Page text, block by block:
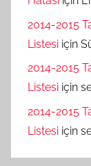
2014-2015
Listesi için
2014-2015
Listesi için
2014-2015
Listesi için